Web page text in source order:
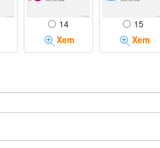
14
Xem
15
Xem